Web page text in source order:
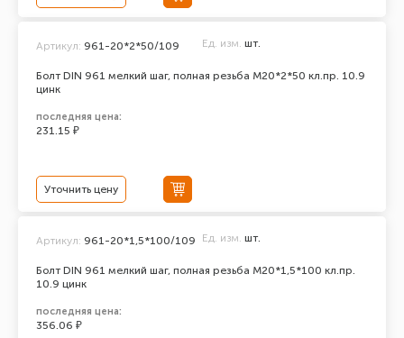
Болт DIN 961 мелкий шаг, полная резьба M20*2*50 кл.пр. 10.9
цинк
Артикул: 961-20*2*50/109 Ед. изм. шт.
последняя цена:
231.15 ₽
Уточнить цену
Болт DIN 961 мелкий шаг, полная резьба M20*1,5*100 кл.пр.
10.9 цинк
Артикул: 961-20*1,5*100/109 Ед. изм. шт.
последняя цена:
356.06 ₽